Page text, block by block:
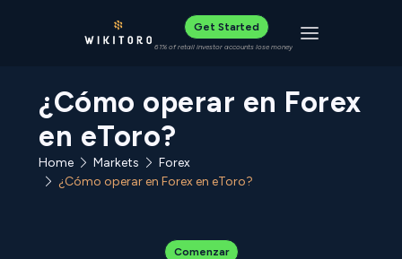
Get Started
61% of retail investor accounts lose money Toggle
¿Cómo operar en Forex
en eToro?
Home Markets
Forex
¿Cómo operar en Forex en eToro?
Comenzar